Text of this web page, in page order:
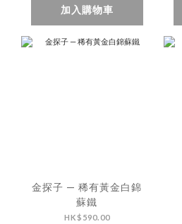
加入購物車
金探子 — 稀有黃金白錦
蘇鐵
HK$590.00